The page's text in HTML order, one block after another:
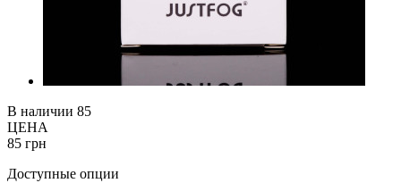
В наличии 85
ЦЕНА
85 грн
Доступные опции